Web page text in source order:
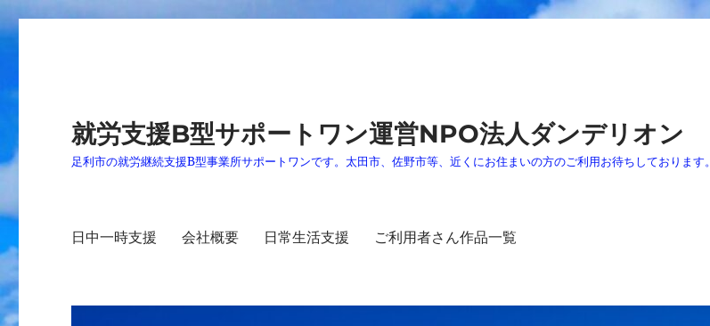
就労支援B型サポートワン運営NPO法人ダンデリオン
足利市の就労継続支援B型事業所サポートワンです。太田市、佐野市等、近くにお住まいの方のご利用お待ちしております。
日中一時支援 会社概要 日常生活支援 ご利用者さん作品一覧